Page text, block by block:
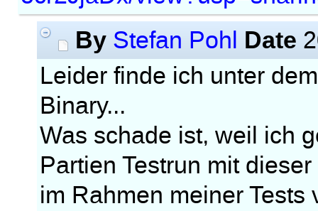
By Stefan Pohl Date
Leider finde ich unter
Binary...
Was schade ist, weil ich
Partien Testrun mit
im Rahmen meiner